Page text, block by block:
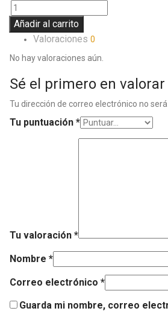
Añadir al carrito
Valoraciones 0
No hay valoraciones aún.
Sé el primero en valorar
Tu dirección de correo electrónico no
Tu puntuación *
Tu valoración *
Nombre *
Correo electrónico *
Guarda mi nombre, correo